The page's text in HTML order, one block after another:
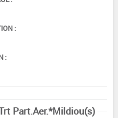
:
:
Part.Aer.*Mildiou(s)